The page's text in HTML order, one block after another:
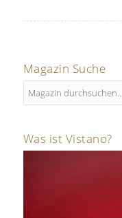
Magazin Suche
Was ist Vistano?